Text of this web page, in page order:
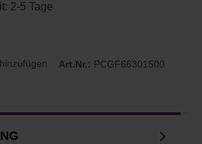
2-5 Tage
Art.Nr.: PCGF66301500